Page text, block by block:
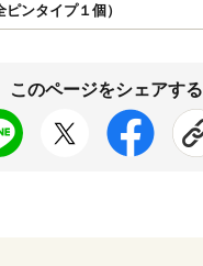
ンタイプ１個）
このページをシェアする